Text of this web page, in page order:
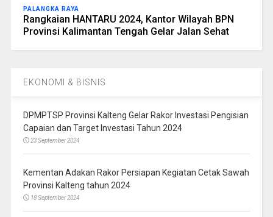
PALANGKA RAYA
Rangkaian HANTARU 2024, Kantor Wilayah BPN
Provinsi Kalimantan Tengah Gelar Jalan Sehat
EKONOMI & BISNIS
DPMPTSP Provinsi Kalteng Gelar Rakor Investasi Pengisian
Capaian dan Target Investasi Tahun 2024
23 September 2024
Kementan Adakan Rakor Persiapan Kegiatan Cetak Sawah
Provinsi Kalteng tahun 2024
18 September 2024